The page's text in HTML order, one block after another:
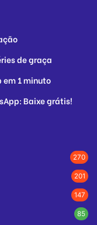
de graça
1 minuto
Baixe grátis!
270
201
147
85